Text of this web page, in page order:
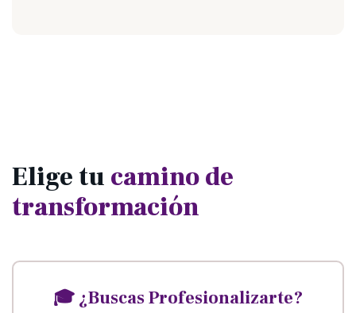
Elige tu camino de
transformación
🎓 ¿Buscas Profesionalizarte?